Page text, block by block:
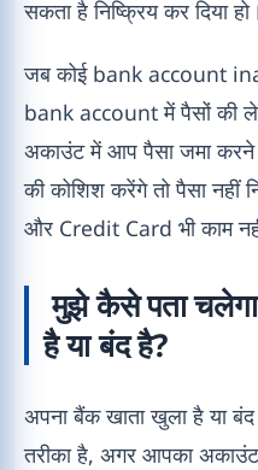
सकता है निष्क्रिय कर दिया हो।
जब कोई bank account
bank account में पैसों की
अकाउंट में आप पैसा जमा करने
की कोशिश करेंगे तो पैसा
और Credit Card भी काम
मुझे कैसे पता
है या बंद है?
अपना बैंक खाता खुला है या
तरीका है, अगर आपका अकाउंट